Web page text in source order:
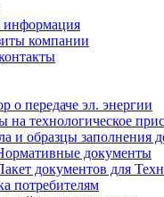
компании
о передаче эл. энергии
на технологическое
и образцы заполнения
документы
документов для
потребителям